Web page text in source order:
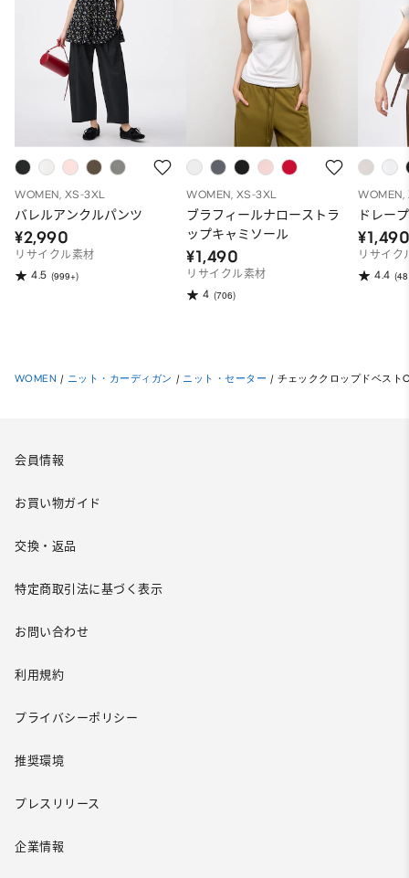
WOMEN, XS-3XL
バレルアンクルパンツ
¥2,990
リサイクル素材
4.5 (999+)
WOMEN, XS-3XL
ブラフィールナローストラ
ップキャミソール
¥1,490
リサイクル素材
4 (706)
WOMEN,
ドレー
リサイク
4.4
WOMEN / ニット・カーディガン / ニット・セーター / チェッククロップドベスト
会員情報
お買い物ガイド
交換・返品
特定商取引法に基づく表示
お問い合わせ
利用規約
プライバシーポリシー
推奨環境
プレスリリース
企業情報